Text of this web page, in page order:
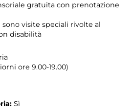
gratuita con prenotazione
visite speciali rivolte al
disabilità
ore 9.00-19.00)
Sì